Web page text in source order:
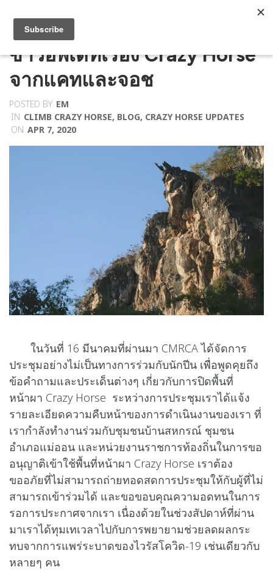
ข่าวอัพเดทเรื่อง Crazy Horse
จากแคทและจอช
POSTED BY EM
IN CLIMB CRAZY HORSE, BLOG, CRAZY HORSE UPDATES
ON APR 7, 2020
ในวันที่ 16 มีนาคมที่ผ่านมา CMRCA ได้จัดการ
ประชุมอย่างไม่เป็นทางการร่วมกับนักปีน เพื่อพูดคุยถึง
ข้อคำถามและประเด็นต่างๆ เกี่ยวกับการปิดพื้นที่
หน้าผา Crazy Horse ระหว่างการประชุมเราได้แจ้ง
รายละเอียดความคืบหน้าของการดำเนินงานของเรา ที่
เรากำลังทำงานร่วมกับชุมชนบ้านสหกรณ์ ชุมชน
อำเภอแม่ออน และหน่วยงานราชการท้องถิ่นในการขอ
อนุญาติเข้าใช้พื้นที่หน้าผา Crazy Horse เราต้อง
ขออภัยที่ไม่สามารถถ่ายทอดสดการประชุมให้กับผู้ที่ไม่
สามารถเข้าร่วมได้ และขอขอบคุณความอดทนในการ
รอการประกาศจากเรา เนื่องด้วยในช่วงสัปดาห์ที่ผ่าน
มาเราได้ทุมเทเวลาไปกับการพยายามช่วยลดผลกระ
ทบจากการแพร่ระบาดของไวรัสโควิด-19 เช่นเดียวกับ
หลายๆ คน